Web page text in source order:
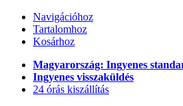
Navigációhoz
Tartalomhoz
Kosárhoz
Magyarország: Ingyenes
Ingyenes visszaküldés
24 órás kiszállítás